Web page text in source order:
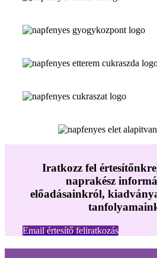
Iratkozz fel
naprakész
előadásainkról,
Email értesítő feliratkozás